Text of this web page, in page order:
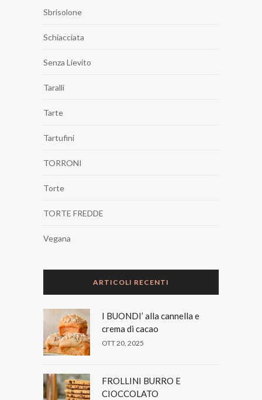
Sbrisolone
Schiacciata
Senza Lievito
Taralli
Tarte
Tartufini
TORRONI
Torte
TORTE FREDDE
Vegana
ARTICOLI RECENTI
I BUONDI’ alla cannella e
crema di cacao
OTT 20, 2025
FROLLINI BURRO E
CIOCCOLATO